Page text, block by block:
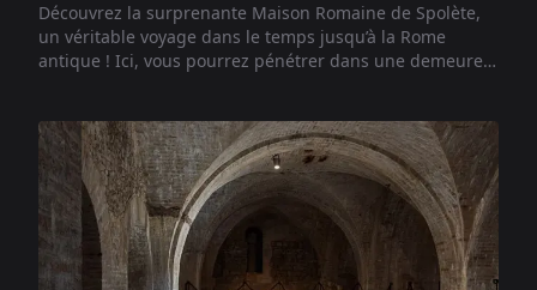
Découvrez la surprenante Maison Romaine de Spolète,
un véritable voyage dans le temps jusqu’à la Rome
antique ! Ici, vous pourrez pénétrer dans une demeure
ressemblait sa maison. En déambulant dans les
différentes pièces, vous pourrez imaginer la vie
quotidienne : les invités reçus dans les élégants salons,
les mosaïques colorées sous vos pieds, et les espaces
plus privés où la famille profitait de moments de
tranquillité. Un parcours fascinant à la découverte de
l’un des lieux les plus évocateurs de l’Ombrie.